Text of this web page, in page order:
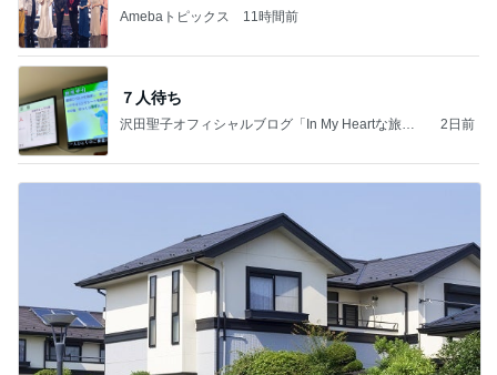
Amebaトピックス 11時間前
７人待ち
沢田聖子オフィシャルブログ「In My Heartな旅日
2日前